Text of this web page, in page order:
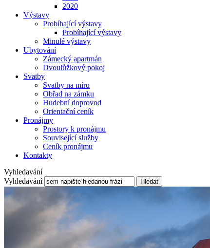
2020
Výstavy
Probíhající výstavy
Probíhající výstavy
Minulé výstavy
Ubytování
Zámecký apartmán
Dvoulůžkový pokoj
Svatby
Svatby na míru
Obřad na zámku
Hudební doprovod
Orientační ceník
Pronájmy
Prostory k pronájmu
Související služby
Ceník pronájmu
Kontakty
Vyhledavání
Vyhledavání
Hledat